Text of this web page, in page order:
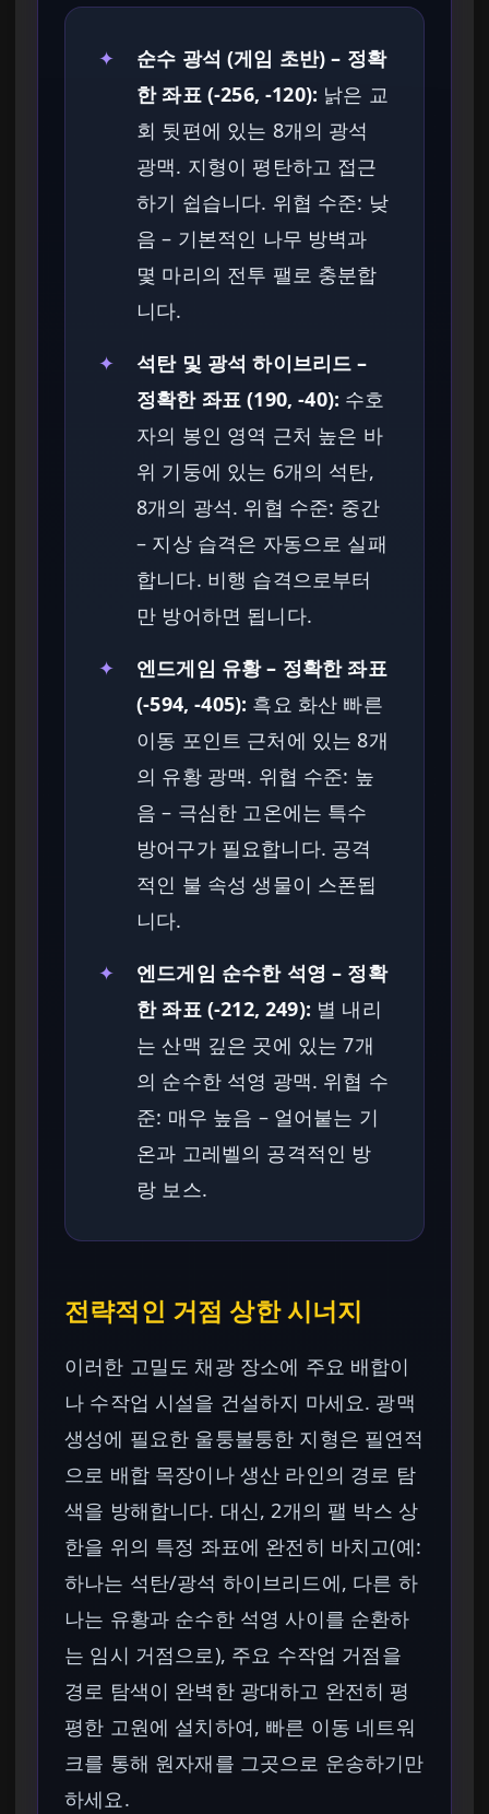
✦
순수 광석 (게임 초반) – 정확
한 좌표 (-256, -120): 낡은 교
회 뒷편에 있는 8개의 광석
광맥. 지형이 평탄하고 접근
하기 쉽습니다. 위협 수준: 낮
음 – 기본적인 나무 방벽과
몇 마리의 전투 팰로 충분합
니다.
✦
석탄 및 광석 하이브리드 –
정확한 좌표 (190, -40): 수호
자의 봉인 영역 근처 높은 바
위 기둥에 있는 6개의 석탄,
8개의 광석. 위협 수준: 중간
– 지상 습격은 자동으로 실패
합니다. 비행 습격으로부터
만 방어하면 됩니다.
✦
엔드게임 유황 – 정확한 좌표
(-594, -405): 흑요 화산 빠른
이동 포인트 근처에 있는 8개
의 유황 광맥. 위협 수준: 높
음 – 극심한 고온에는 특수
방어구가 필요합니다. 공격
적인 불 속성 생물이 스폰됩
니다.
✦
엔드게임 순수한 석영 – 정확
한 좌표 (-212, 249): 별 내리
는 산맥 깊은 곳에 있는 7개
의 순수한 석영 광맥. 위협 수
준: 매우 높음 – 얼어붙는 기
온과 고레벨의 공격적인 방
랑 보스.
전략적인 거점 상한 시너지
이러한 고밀도 채광 장소에 주요 배합이
나 수작업 시설을 건설하지 마세요. 광맥
생성에 필요한 울퉁불퉁한 지형은 필연적
으로 배합 목장이나 생산 라인의 경로 탐
색을 방해합니다. 대신, 2개의 팰 박스 상
한을 위의 특정 좌표에 완전히 바치고(예:
하나는 석탄/광석 하이브리드에, 다른 하
나는 유황과 순수한 석영 사이를 순환하
는 임시 거점으로), 주요 수작업 거점을
경로 탐색이 완벽한 광대하고 완전히 평
평한 고원에 설치하여, 빠른 이동 네트워
크를 통해 원자재를 그곳으로 운송하기만
하세요.